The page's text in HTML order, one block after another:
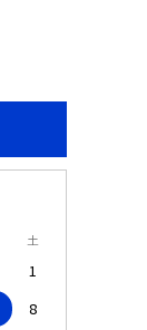
土
1
8